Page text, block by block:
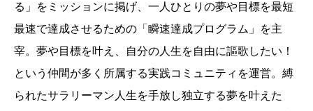
る」をミッションに掲げ、一人ひとりの夢や目標を最短
最速で達成させるための「瞬速達成プログラム」を主
宰。夢や目標を叶え、自分の人生を自由に謳歌したい！
という仲間が多く所属する実践コミュニティを運営。縛
られたサラリーマン人生を手放し独立する夢を叶えた